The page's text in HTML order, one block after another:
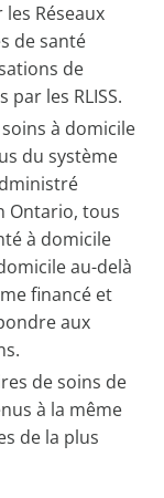
Réseaux
de santé
de
les RLISS.
à domicile
du système
Ontario, tous
à domicile
au-delà
financé et
aux
de soins de
à la même
de la plus